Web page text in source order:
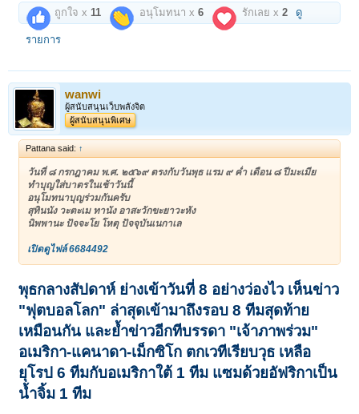
ถูกใจ x11 อนุโมทนา x6 รักเลย x2 ดู
รายการ
wanwi
ผู้สนับสนุนเว็บพลังจิต
ผู้สนับสนุนพิเศษ
Pattana said: ↑
วันที่ ๘ กรกฎาคม พ.ศ. ๒๕๖๙ ตรงกับวันพุธ แรม ๙ ค่ำ เดือน ๘ ปีมะเมีย
ทำบุญใส่บาตรในเช้าวันนี้
อนุโมทนาบุญร่วมกันครับ
สุทินนัง วะตะเม ทานัง อาสะวักขะยาวะหัง
นิพพานะ ปัจจะโย โหตุ ปัจจุบันเนกาเล
เปิดดูไฟล์ 6684492
พุธกลางสัปดาห์ ย่างเข้าวันที่ 8 อย่างว่องไว เห็นข่าว
"ฟุตบอลโลก" ล่าสุดเข้ามาถึงรอบ 8 ทีมสุดท้าย
เหมือนกัน และย้ำข่าวอีกทีบรรดา "เจ้าภาพร่วม"
อเมริกา-แคนาดา-เม็กซิโก ตกเวทีเรียบวุธ เหลือ
ยุโรป 6 ทีมกับอเมริกาใต้ 1 ทีม แซมด้วยอัฟริกาเป็น
น้ำจิ้ม 1 ทีม